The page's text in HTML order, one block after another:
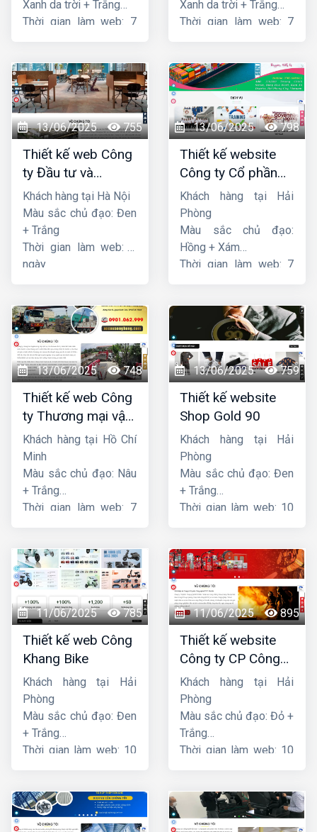
Xanh da trời + Trắng
Thời gian làm web: 7
Xanh da trời + Trắng
Thời gian làm web: 7
13/06/2025 755
Thiết kế web Công
ty Đầu tư và
Thương mại Five-
Star
Khách hàng tại Hà Nội
Màu sắc chủ đạo: Đen
+ Trắng
Thời gian làm web: 7
ngày
13/06/2025 798
Thiết kế website
Công ty Cổ phần
dịch vụ hàng hải
Sen
Khách hàng tại Hải
Phòng
Màu sắc chủ đạo:
Hồng + Xám
Thời gian làm web: 7
13/06/2025 748
Thiết kế web Công
ty Thương mại vận
tải Song Bằng
Khách hàng tại Hồ Chí
Minh
Màu sắc chủ đạo: Nâu
+ Trắng
Thời gian làm web: 7
13/06/2025 759
Thiết kế website
Shop Gold 90
Khách hàng tại Hải
Phòng
Màu sắc chủ đạo: Đen
+ Trắng
Thời gian làm web: 10
11/06/2025 785
Thiết kế web Công
Khang Bike
Khách hàng tại Hải
Phòng
Màu sắc chủ đạo: Đen
+ Trắng
Thời gian làm web: 10
11/06/2025 895
Thiết kế website
Công ty CP Công
nghệ PCCC Bắc Hà
Khách hàng tại Hải
Phòng
Màu sắc chủ đạo: Đỏ +
Trắng
Thời gian làm web: 10